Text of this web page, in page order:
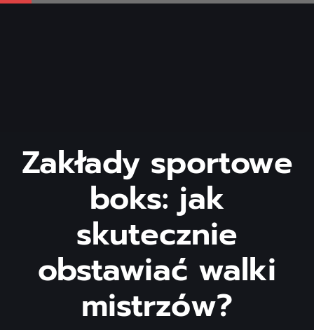
Zakłady sportowe
boks: jak
skutecznie
obstawiać walki
mistrzów?